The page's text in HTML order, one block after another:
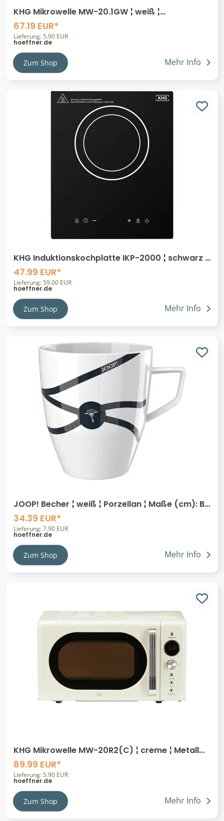
KHG Mikrowelle MW-20.1GW ¦ weiß ¦
Kunststoff,Metall,Glas ¦ Maße (cm): B: 45,2
67.19 EUR*
Lieferung: 5.90 EUR
hoeffner.de
Zum Shop Mehr Info
KHG Induktionskochplatte IKP-2000 ¦ schwarz ¦
Glas ¦ Maße (cm): B: 35 H: 4,2 T:
47.99 EUR*
Lieferung: 59.00 EUR
hoeffner.de
Zum Shop Mehr Info
JOOP! Becher ¦ weiß ¦ Porzellan ¦ Maße (cm): B:
8,5 H: 9,5
34.39 EUR*
Lieferung: 7.90 EUR
hoeffner.de
Zum Shop Mehr Info
KHG Mikrowelle MW-20R2(C) ¦ creme ¦ Metall
lackiert,Metall,Kunststoff,Glas ¦
89.99 EUR*
Lieferung: 5.90 EUR
hoeffner.de
Zum Shop Mehr Info